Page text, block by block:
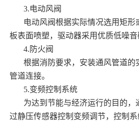
3.电动风阀
电动风阀根据实际情况选用矩
板表面喷塑，驱动器采用优质低噪音
4.防火阀
根据消防要求，安装通风管道
管道连接。
5.变频控制系统
为达到节能与经济运行的目的
过静压传感器控制变频调节，控制